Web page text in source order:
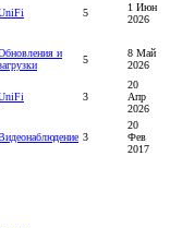
5
1 Июн
2026
и
5
8 Май
2026
3
20
Апр
2026
3
20
Фев
2017